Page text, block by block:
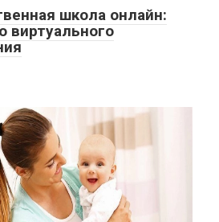
школа онлайн:
виртуального